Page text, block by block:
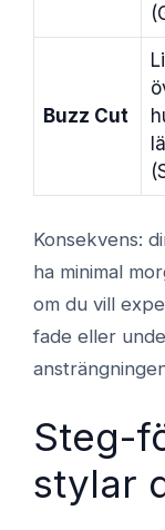
Buzz Cut
Konsekvens:
ha minimal
om du vill
fade eller
Steg-
stylar